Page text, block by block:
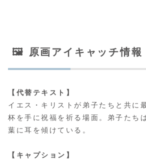
🖼 原画アイキャッチ情報
【代替テキスト】
イエス・キリストが弟子たちと共に
杯を手に祝福を祈る場面。弟子たち
葉に耳を傾けている。
【キャプション】